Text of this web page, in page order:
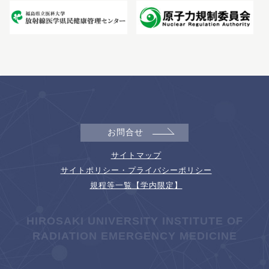
お問合せ
サイトマップ
サイトポリシー・プライバシーポリシー
規程等一覧【学内限定】
HIROSAKI UNIVERSITY INSTITUTE OF
RADIATION EMERGENCY MEDICINE